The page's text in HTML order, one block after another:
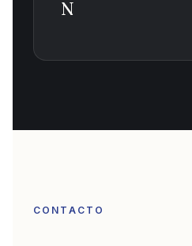
N
CONTACTO